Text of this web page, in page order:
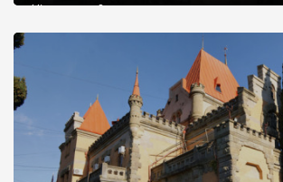
Ніжин греки?